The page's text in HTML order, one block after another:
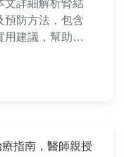
文詳細解析腎結
預防方法，包含
用建議，幫助您
節，讓您全面